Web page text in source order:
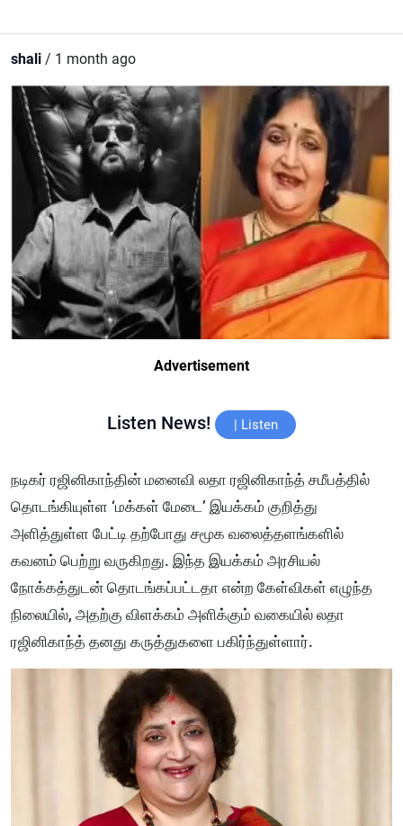
shali / 1 month ago
Advertisement
Listen News! | Listen
நடிகர் ரஜினிகாந்தின் மனைவி லதா ரஜினிகாந்த் சமீபத்தில்
தொடங்கியுள்ள ‘மக்கள் மேடை’ இயக்கம் குறித்து
அளித்துள்ள பேட்டி தற்போது சமூக வலைத்தளங்களில்
கவனம் பெற்று வருகிறது. இந்த இயக்கம் அரசியல்
நோக்கத்துடன் தொடங்கப்பட்டதா என்ற கேள்விகள் எழுந்த
நிலையில், அதற்கு விளக்கம் அளிக்கும் வகையில் லதா
ரஜினிகாந்த் தனது கருத்துகளை பகிர்ந்துள்ளார்.